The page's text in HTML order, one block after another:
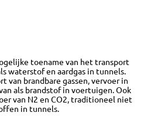
toename van het transport
waterstof en aardgas in tunnels.
van brandbare gassen, vervoer in
als brandstof in voertuigen. Ook
van N2 en CO2, traditioneel niet
in tunnels.